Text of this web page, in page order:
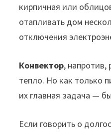
кирпичная или
отапливать дом
отключения
Конвектор,
тепло. Но как только
их главная задача —
Если говорить о